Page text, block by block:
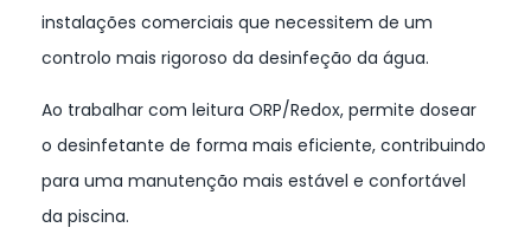
instalações comerciais que necessitem de um
controlo mais rigoroso da desinfeção da água.
Ao trabalhar com leitura ORP/Redox, permite dosear
o desinfetante de forma mais eficiente, contribuindo
para uma manutenção mais estável e confortável
da piscina.